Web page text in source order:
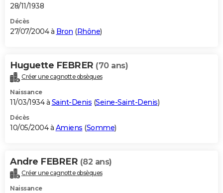
28/11/1938
Décès
27/07/2004 à Bron (Rhône)
Huguette FEBRER (70 ans)
Créer une cagnotte obsèques
Naissance
11/03/1934 à Saint-Denis (Seine-Saint-Denis)
Décès
10/05/2004 à Amiens (Somme)
Andre FEBRER (82 ans)
Créer une cagnotte obsèques
Naissance